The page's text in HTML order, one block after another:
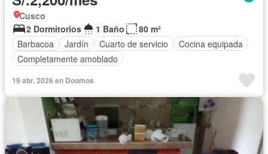
Cusco
2 Dormitorios
1 Baño
80 m²
Barbacoa
Jardín Cuarto de servicio
Cocina equipada
Completamente amoblado
19 abr. 2026 en Doomos